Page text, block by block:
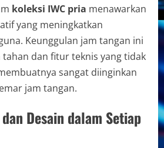
koleksi IWC pria menawarkan
yang meningkatkan
Keunggulan jam tangan ini
dan fitur teknis yang tidak
sangat diinginkan
jam tangan.
Desain dalam Setiap